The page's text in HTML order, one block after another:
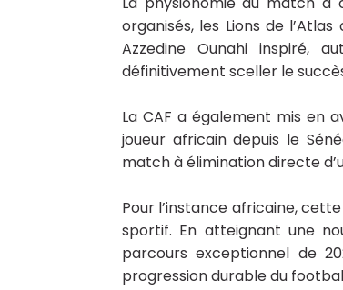
organisés, les Lions de
Azzedine Ounahi inspiré,
définitivement sceller le
La CAF a également mis en
joueur africain depuis le
match à élimination directe
Pour l’instance africaine,
sportif. En atteignant une
parcours exceptionnel de
progression durable du